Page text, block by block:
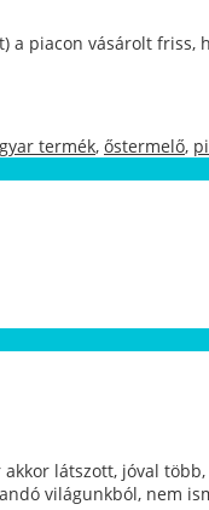
a piacon vásárolt friss,
termék, őstermelő,
látszott, jóval
világunkból, nem